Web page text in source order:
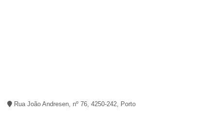
Rua João Andresen, nº 76, 4250-242, Porto